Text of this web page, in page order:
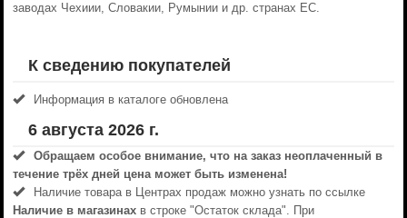
заводах Чехиии, Словакии, Румынии и др. странах ЕС.
К сведению покупателей
Информация в каталоге обновлена
6 августа 2026 г.
Обращаем особое внимание, что на заказ неоплаченный в
течениe трёх дней цена может быть изменена!
Наличие товара в Центрах продаж можно узнать по ссылке
Наличие в магазинахв строке "Остаток склада". При